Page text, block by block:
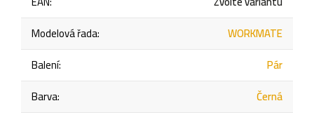
Modelová řada:
WORKMATE
Balení:
Pár
Barva:
Černá